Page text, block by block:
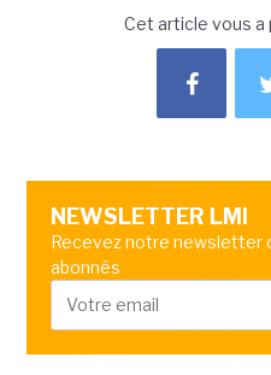
Cet article vous a
NEWSLETTER LMI
Recevez notre newsletter
abonnés